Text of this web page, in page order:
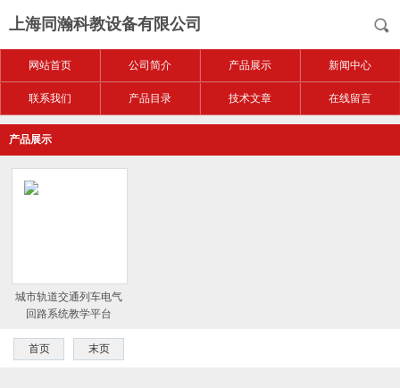
上海同瀚科教设备有限公司
网站首页 公司简介 产品展示 新闻中心
联系我们 产品目录 技术文章 在线留言
产品展示
城市轨道交通列车电气
回路系统教学平台
首页 末页